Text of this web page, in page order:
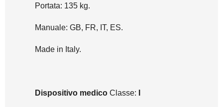
Portata: 135 kg.
Manuale: GB, FR, IT, ES.
Made in Italy.
Dispositivo medico Classe: